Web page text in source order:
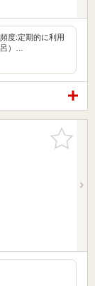
度:定期的に利用
）…
お気に入
りに追加